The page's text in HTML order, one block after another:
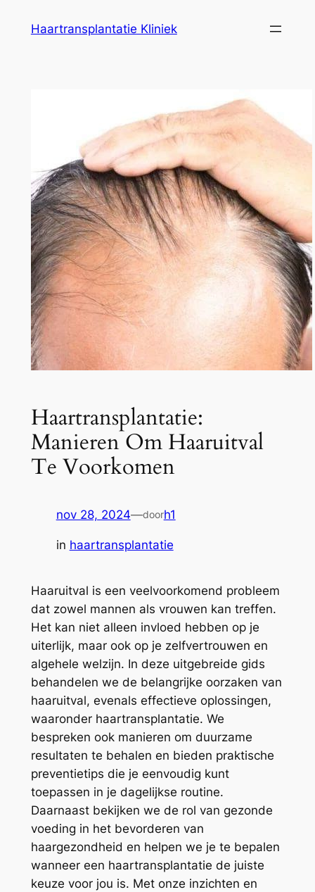
Haartransplantatie Kliniek
Haartransplantatie:
Manieren Om Haaruitval
Te Voorkomen
nov 28, 2024—doorh1
in haartransplantatie
Haaruitval is een veelvoorkomend probleem
dat zowel mannen als vrouwen kan treffen.
Het kan niet alleen invloed hebben op je
uiterlijk, maar ook op je zelfvertrouwen en
algehele welzijn. In deze uitgebreide gids
behandelen we de belangrijke oorzaken van
haaruitval, evenals effectieve oplossingen,
waaronder haartransplantatie. We
bespreken ook manieren om duurzame
resultaten te behalen en bieden praktische
preventietips die je eenvoudig kunt
toepassen in je dagelijkse routine.
Daarnaast bekijken we de rol van gezonde
voeding in het bevorderen van
haargezondheid en helpen we je te bepalen
wanneer een haartransplantatie de juiste
keuze voor jou is. Met onze inzichten en